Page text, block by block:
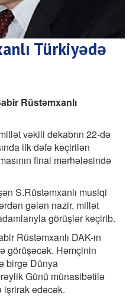
Türkiyədə
Rüstəmxanlı
vəkili dekabrın 22-də
ilk dəfə keçirilən
final mərhələsində
S.Rüstəmxanlı musiqi
gələn nazir, millət
görüşlər keçirib.
Rüstəmxanlı DAK-ın
görüşəcək. Həmçinin
birgə Dünya
Günü münasibətilə
işrirak edəcək.